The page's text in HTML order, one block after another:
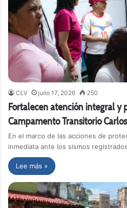
CLV julio 17, 2026 250
Fortalecen atención integral y
Campamento Transitorio
En el marco de las acciones de
inmediata ante los sismos
Lee más »